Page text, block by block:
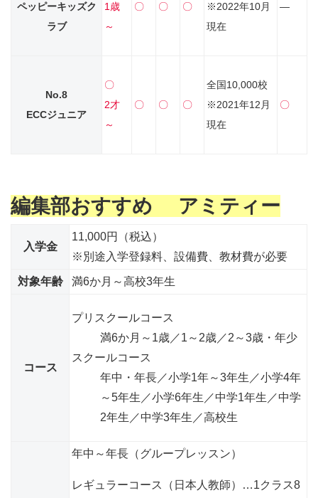
ペッピーキッズク
ラブ
1歳
～
〇 〇 〇
※2022年10月
現在
―
No.8
ECCジュニア
〇
2才
～
〇 〇 〇
全国10,000校
※2021年12月
現在
〇
編集部おすすめ アミティー
入学金
11,000円（税込）
※別途入学登録料、設備費、教材費が必要
対象年齢 満6か月～高校3年生
コース
プリスクールコース
満6か月～1歳／1～2歳／2～3歳・年少
スクールコース
年中・年長／小学1年～3年生／小学4年
～5年生／小学6年生／中学1年生／中学
2年生／中学3年生／高校生
年中～年長（グループレッスン）
レギュラーコース（日本人教師）
…1クラス8